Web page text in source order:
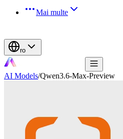
Mai multe
ro
AI Models/Qwen3.6-Max-Preview